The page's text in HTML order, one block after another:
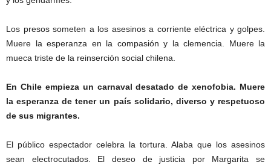
Los presos someten a los asesinos a corriente eléctrica y golpes.
Muere la esperanza en la compasión y la clemencia. Muere la
mueca triste de la reinserción social chilena.
En Chile empieza un carnaval desatado de xenofobia. Muere
la esperanza de tener un país solidario, diverso y respetuoso
de sus migrantes.
El público espectador celebra la tortura. Alaba que los asesinos
sean electrocutados. El deseo de justicia por Margarita se